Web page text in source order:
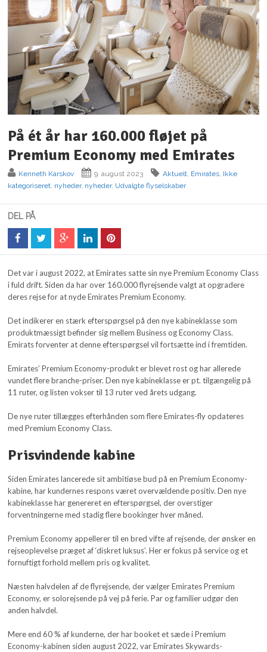
På ét år har 160.000 fløjet på
Premium Economy med Emirates
Kenneth Karskov 9. august 2023 Aktuelt, Emirates, Ikke
kategoriseret, nyheder, nyheder, Udvalgte flyselskaber
DEL PÅ
Det var i august 2022, at Emirates satte sin nye Premium Economy Class
i fuld drift. Siden da har over 160.000 flyrejsende valgt at opgradere
deres rejse for at nyde Emirates Premium Economy.
Det indikerer en stærk efterspørgsel på den nye kabineklasse som
produktmæssigt befinder sig mellem Business og Economy Class.
Emirats forventer at denne efterspørgsel vil fortsætte ind i fremtiden.
Emirates’ Premium Economy-produkt er blevet rost og har allerede
vundet flere branche-priser. Den nye kabineklasse er pt. tilgængelig på
11 ruter, og listen vokser til 13 ruter ved årets udgang.
De nye ruter tillægges efterhånden som flere Emirates-fly opdateres
med Premium Economy Class.
Prisvindende kabine
Siden Emirates lancerede sit ambitiøse bud på en Premium Economy-
kabine, har kundernes respons været overvældende positiv. Den nye
kabineklasse har genereret en efterspørgsel, der overstiger
forventningerne med stadig flere bookinger hver måned.
Premium Economy appellerer til en bred vifte af rejsende, der ønsker en
rejseoplevelse præget af ‘diskret luksus’. Her er fokus på service og et
fornuftigt forhold mellem pris og kvalitet.
Næsten halvdelen af de flyrejsende, der vælger Emirates Premium
Economy, er solorejsende på vej på ferie. Par og familier udgør den
anden halvdel.
Mere end 60 % af kunderne, der har booket et sæde i Premium
Economy-kabinen siden august 2022, var Emirates Skywards-